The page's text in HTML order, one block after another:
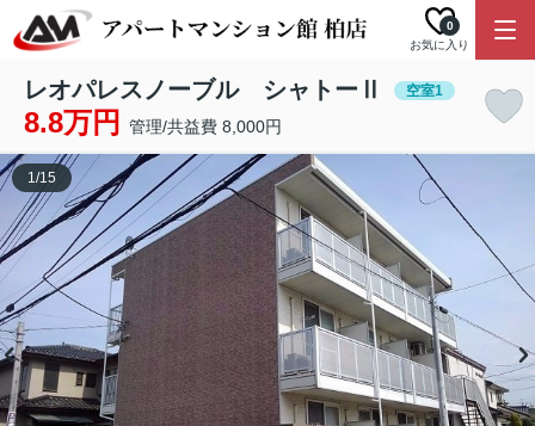
お気に入り
0
レオパレスノーブル シャトーⅡ 空室1
8.8万円 管理/共益費 8,000円
1/15